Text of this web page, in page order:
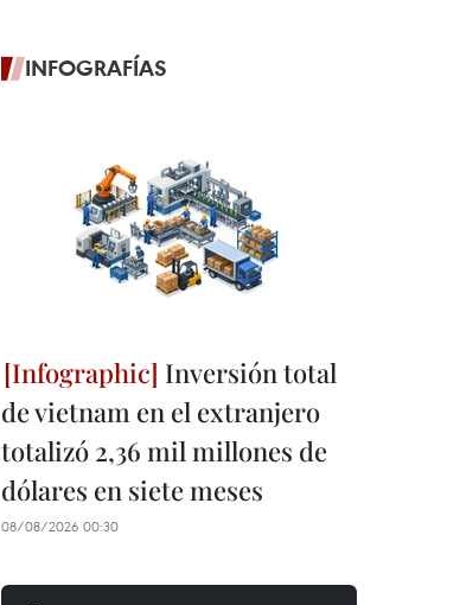
INFOGRAFÍAS
Inversión total
de vietnam en el extranjero
totalizó 2,36 mil millones de
dólares en siete meses
08/08/2026 00:30